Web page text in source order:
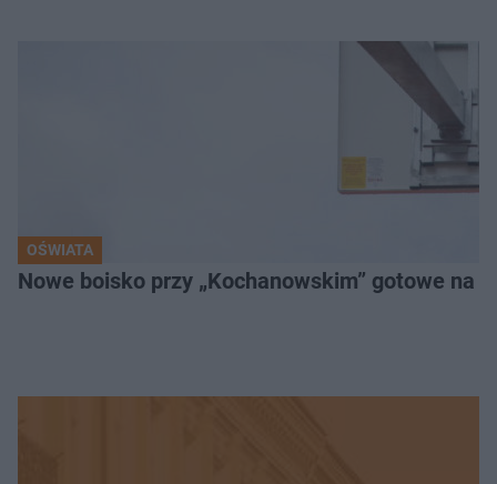
OŚWIATA
Nowe boisko przy „Kochanowskim” gotowe na